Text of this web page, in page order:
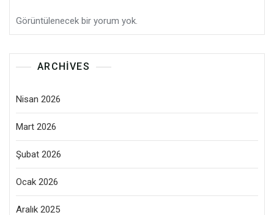
Görüntülenecek bir yorum yok.
ARCHIVES
Nisan 2026
Mart 2026
Şubat 2026
Ocak 2026
Aralık 2025